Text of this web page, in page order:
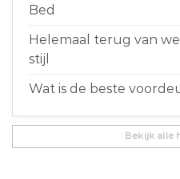
Bed
Helemaal terug van
stijl
Wat is de beste
Bekijk alle